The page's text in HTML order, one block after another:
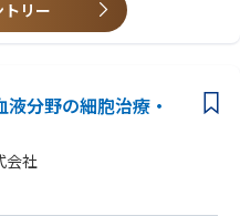
必要です。顧客（医師、科学者、
的に連携し、期待値を設定・管理
リー
分野の細胞治療・
会社